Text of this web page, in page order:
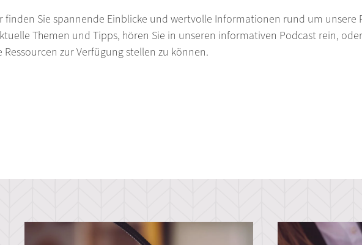
finden Sie spannende Einblicke und wertvolle Informationen rund um unsere
Themen und Tipps, hören Sie in unseren informativen Podcast rein,
zur Verfügung stellen zu können.